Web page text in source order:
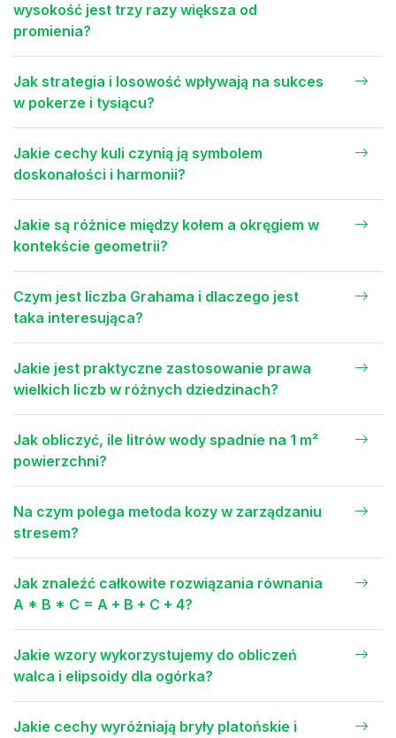
wysokość jest trzy razy większa od
promienia?
Jak strategia i losowość wpływają na sukces
w pokerze i tysiącu?
Jakie cechy kuli czynią ją symbolem
doskonałości i harmonii?
Jakie są różnice między kołem a okręgiem w
kontekście geometrii?
Czym jest liczba Grahama i dlaczego jest
taka interesująca?
Jakie jest praktyczne zastosowanie prawa
wielkich liczb w różnych dziedzinach?
Jak obliczyć, ile litrów wody spadnie na 1 m²
powierzchni?
Na czym polega metoda kozy w zarządzaniu
stresem?
Jak znaleźć całkowite rozwiązania równania
A * B * C = A + B + C + 4?
Jakie wzory wykorzystujemy do obliczeń
walca i elipsoidy dla ogórka?
Jakie cechy wyróżniają bryły platońskie i